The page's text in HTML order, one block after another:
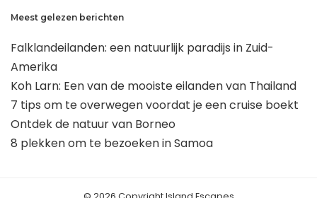
Meest gelezen berichten
Falklandeilanden: een natuurlijk paradijs in Zuid-
Amerika
Koh Larn: Een van de mooiste eilanden van Thailand
7 tips om te overwegen voordat je een cruise boekt
Ontdek de natuur van Borneo
8 plekken om te bezoeken in Samoa